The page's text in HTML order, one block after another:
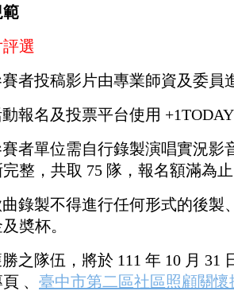
範
選
者投稿影片由專業師資及委員
報名及投票平台使用
者單位需自行錄製演唱實況影
整，共取 75 隊，報名額滿為止
錄製不得進行任何形式的後製
奬杯。
之隊伍，將於 111 年 10 月 31
、 臺中市第二區社區照顧關懷